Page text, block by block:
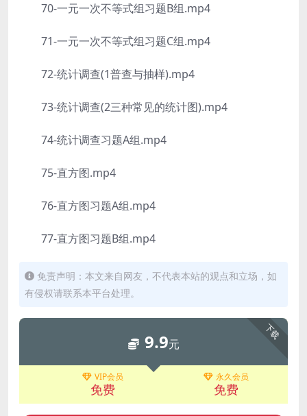
70-一元一次不等式组习题B组.mp4
71-一元一次不等式组习题C组.mp4
72-统计调查(1普查与抽样).mp4
73-统计调查(2三种常见的统计图).mp4
74-统计调查习题A组.mp4
75-直方图.mp4
76-直方图习题A组.mp4
77-直方图习题B组.mp4
免责声明：本文来自网友，不代表本站的观点和立场，如
有侵权请联系本平台处理。
下载
9.9元
VIP会员
免费
永久会员
免费